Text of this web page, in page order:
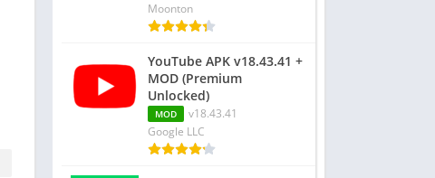
Moonton
YouTube APK v18.43.41 +
MOD (Premium
Unlocked)
MOD
v18.43.41
Google LLC